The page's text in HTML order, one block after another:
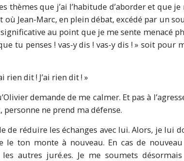
thèmes que j’ai l’habitude d’aborder et que
Jean-Marc, en plein débat, excédé par un
au point que je me sente menacé
tu penses ! vas-y dis ! vas-y dis ! » soit
rien dit ! J’ai rien dit ! »
demande de me calmer. Et pas à
personne ne prend ma défense.
de réduire les échanges avec lui. Alors, je lui
le ton monte à nouveau. En cas de
autres juré.es. Je me soumets